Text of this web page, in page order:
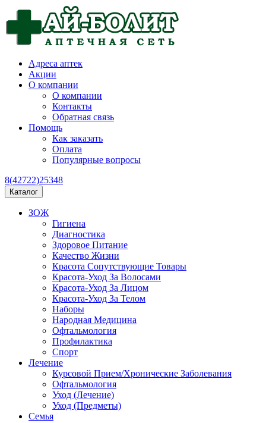
Адреса аптек
Акции
О компании
О компании
Контакты
Обратная связь
Помощь
Как заказать
Оплата
Популярные вопросы
8(42722)25348
Каталог
ЗОЖ
Гигиена
Диагностика
Здоровое Питание
Качество Жизни
Красота Сопутствующие Товары
Красота-Уход За Волосами
Красота-Уход За Лицом
Красота-Уход За Телом
Наборы
Народная Медицина
Офтальмология
Профилактика
Спорт
Лечение
Курсовой Прием/Хронические Заболевания
Офтальмология
Уход (Лечение)
Уход (Предметы)
Семья